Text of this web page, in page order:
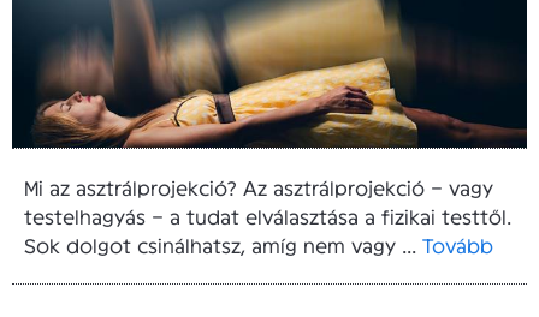
Mi az asztrálprojekció? Az asztrálprojekció – vagy
testelhagyás – a tudat elválasztása a fizikai testtől.
Sok dolgot csinálhatsz, amíg nem vagy ... Tovább